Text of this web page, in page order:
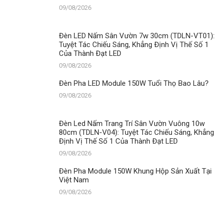
Việt
Nam
09/08/2026
Đèn LED Nấm Sân Vườn 7w 30cm (TDLN-VT01):
Tuyệt Tác Chiếu Sáng, Khẳng Định Vị Thế Số 1
Của Thành Đạt LED
09/08/2026
Đèn Pha LED Module 150W Tuổi Thọ Bao Lâu?
09/08/2026
Đèn Led Nấm Trang Trí Sân Vườn Vuông 10w
80cm (TDLN-V04): Tuyệt Tác Chiếu Sáng, Khẳng
Định Vị Thế Số 1 Của Thành Đạt LED
09/08/2026
Đèn Pha Module 150W Khung Hộp Sản Xuất Tại
Việt Nam
09/08/2026